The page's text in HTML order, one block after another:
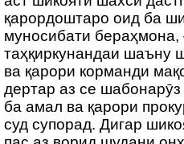
қарордоштаро оид ба
муносибати бераҳмона,
таҳқиркунандаи шаъну
ва қарори корманди
дертар аз се
ба амал ва қарори
суд супорад. Дигар